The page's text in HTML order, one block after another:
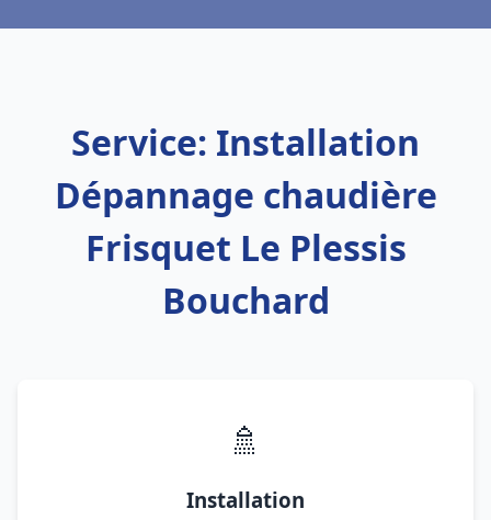
Service: Installation
Dépannage chaudière
Frisquet Le Plessis
Bouchard
🚿
Installation